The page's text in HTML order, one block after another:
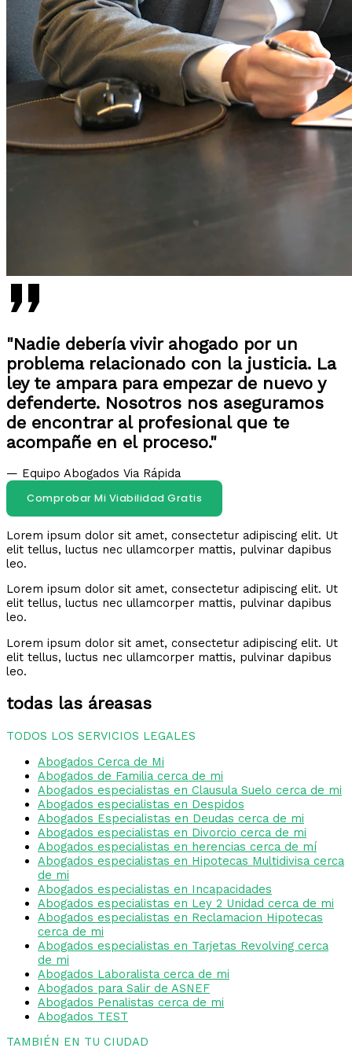
"Nadie debería vivir ahogado por un
problema relacionado con la justicia. La
ley te ampara para empezar de nuevo y
defenderte. Nosotros nos aseguramos
de encontrar al profesional que te
acompañe en el proceso."
— Equipo Abogados Via Rápida
Comprobar Mi Viabilidad Gratis
Lorem ipsum dolor sit amet, consectetur adipiscing elit. Ut
elit tellus, luctus nec ullamcorper mattis, pulvinar dapibus
leo.
Lorem ipsum dolor sit amet, consectetur adipiscing elit. Ut
elit tellus, luctus nec ullamcorper mattis, pulvinar dapibus
leo.
Lorem ipsum dolor sit amet, consectetur adipiscing elit. Ut
elit tellus, luctus nec ullamcorper mattis, pulvinar dapibus
leo.
todas las áreasas
TODOS LOS SERVICIOS LEGALES
Abogados Cerca de Mi
Abogados de Familia cerca de mi
Abogados especialistas en Clausula Suelo cerca de mi
Abogados especialistas en Despidos
Abogados Especialistas en Deudas cerca de mi
Abogados especialistas en Divorcio cerca de mi
Abogados especialistas en herencias cerca de mí
Abogados especialistas en Hipotecas Multidivisa cerca
de mi
Abogados especialistas en Incapacidades
Abogados especialistas en Ley 2 Unidad cerca de mi
Abogados especialistas en Reclamacion Hipotecas
cerca de mi
Abogados especialistas en Tarjetas Revolving cerca
de mi
Abogados Laboralista cerca de mi
Abogados para Salir de ASNEF
Abogados Penalistas cerca de mi
Abogados TEST
TAMBIÉN EN TU CIUDAD